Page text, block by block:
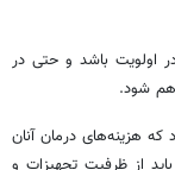
در اولویت باشد و حتی در
شود.
وجود دارد که هزینه‌های درمان آنان